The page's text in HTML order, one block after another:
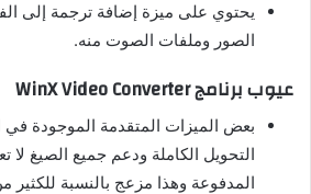
يحتوي على ميزة إضافة ترجمة إلى
الصور وملفات الصوت منه.
عيوب برنامج WinX Video Converter
بعض الميزات المتقدمة الموجودة
التحويل الكاملة ودعم جميع الصيغ
المدفوعة وهذا مزعج بالنسبة للكثير